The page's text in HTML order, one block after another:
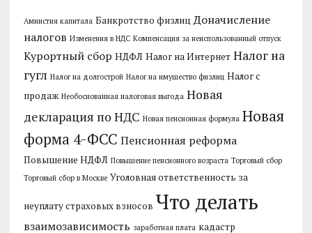
Амнистия капитала Банкротство физлиц Доначисление
налогов Изменения в НДС Компенсация за неиспользованный отпуск
Курортный сбор НДФЛ Налог на Интернет Налог на
гугл Налог на долгострой Налог на имущество физлиц Налог с
продаж Необоснованная налоговая выгода Новая
декларация по НДС Новая пенсионная формула Новая
форма 4-ФСС Пенсионная реформа
Повышение НДФЛ Повышение пенсионного возраста Торговый сбор
Торговый сбор в Москве Уголовная ответственность за
неуплату страховых взносов Что делать
взаимозависимость заработная плата кадастр